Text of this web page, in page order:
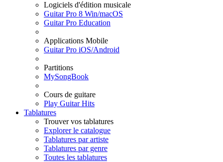
Logiciels d'édition musicale
Guitar Pro 8 Win/macOS
Guitar Pro Education
Applications Mobile
Guitar Pro iOS/Android
Partitions
MySongBook
Cours de guitare
Play Guitar Hits
Tablatures
Trouver vos tablatures
Explorer le catalogue
Tablatures par artiste
Tablatures par genre
Toutes les tablatures